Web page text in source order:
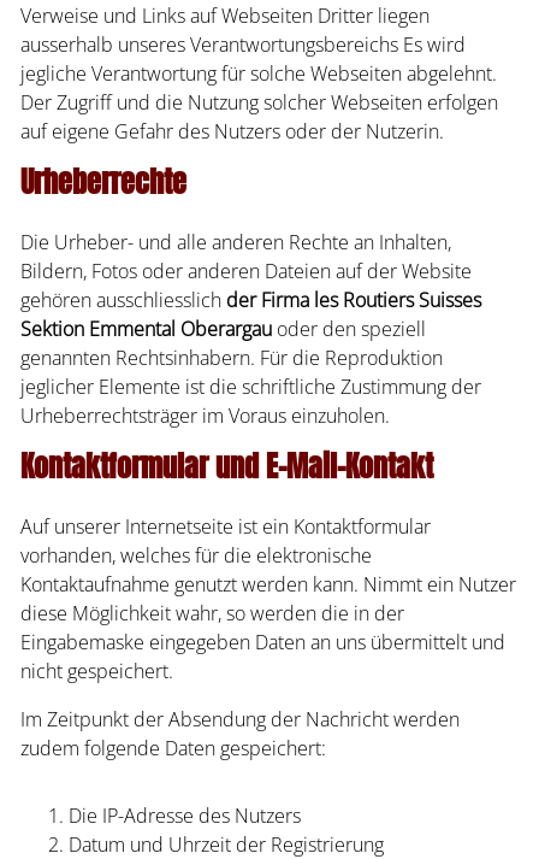
Verweise und Links auf Webseiten Dritter liegen
ausserhalb unseres Verantwortungsbereichs Es wird
jegliche Verantwortung für solche Webseiten abgelehnt.
Der Zugriff und die Nutzung solcher Webseiten erfolgen
auf eigene Gefahr des Nutzers oder der Nutzerin.
Urheberrechte
Die Urheber- und alle anderen Rechte an Inhalten,
Bildern, Fotos oder anderen Dateien auf der Website
gehören ausschliesslich der Firma les Routiers Suisses
Sektion Emmental Oberargau oder den speziell
genannten Rechtsinhabern. Für die Reproduktion
jeglicher Elemente ist die schriftliche Zustimmung der
Urheberrechtsträger im Voraus einzuholen.
Kontaktformular und E-Mail-Kontakt
Auf unserer Internetseite ist ein Kontaktformular
vorhanden, welches für die elektronische
Kontaktaufnahme genutzt werden kann. Nimmt ein Nutzer
diese Möglichkeit wahr, so werden die in der
Eingabemaske eingegeben Daten an uns übermittelt und
nicht gespeichert.
Im Zeitpunkt der Absendung der Nachricht werden
zudem folgende Daten gespeichert:
Die IP-Adresse des Nutzers
Datum und Uhrzeit der Registrierung